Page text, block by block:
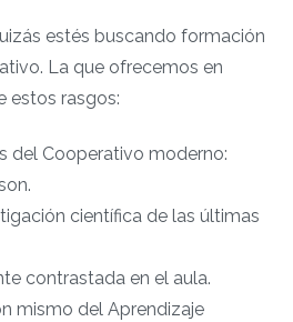
estés buscando formación
La que ofrecemos en
estos rasgos:
del Cooperativo moderno:
científica de las últimas
contrastada en el aula.
mismo del Aprendizaje